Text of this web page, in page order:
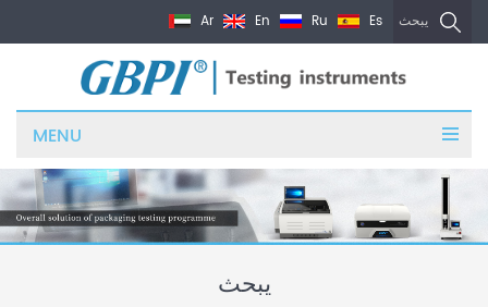
يبحث Ar En Ru Es
MENU
يبحث